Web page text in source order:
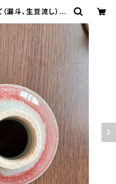
漏斗、生豆流し）赤
ラノシッポ